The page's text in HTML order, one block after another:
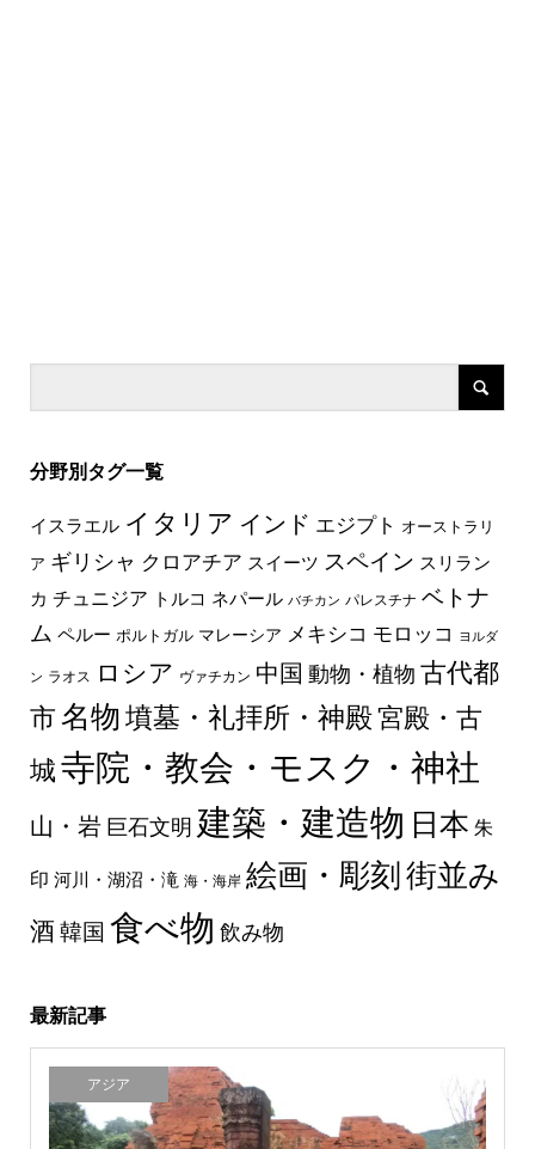
分野別タグ一覧
イスラエル イタリア インド エジプト オーストラリ
ア ギリシャ クロアチア スイーツ スペイン スリラン
カ チュニジア トルコ ネパール バチカン パレスチナ ベトナ
ム ペルー ポルトガル マレーシア メキシコ モロッコ ヨルダ
ン ラオス ロシア ヴァチカン 中国 動物・植物 古代都
市 名物 墳墓・礼拝所・神殿宮殿・古
城 寺院・教会・モスク・神社
山・岩 巨石文明 建築・建造物 日本 朱
印 河川・湖沼・滝 海・海岸 絵画・彫刻 街並み
酒韓国 食べ物 飲み物
最新記事
アジア